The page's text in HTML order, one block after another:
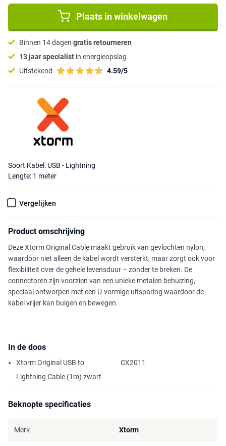
Plaats in winkelwagen
Binnen 14 dagen gratis retourneren
13 jaar specialist in energieopslag
Uitstekend
4.59/5
Soort Kabel: USB - Lightning
Lengte: 1 meter
Vergelijken
Product omschrijving
Deze Xtorm Original Cable maakt gebruik van gevlochten nylon,
waardoor niet alleen de kabel wordt versterkt, maar zorgt ook voor
flexibiliteit over de gehele levensduur – zonder te breken. De
connectoren zijn voorzien van een unieke metalen behuizing,
speciaal ontworpen met een U-vormige uitsparing waardoor de
kabel vrijer kan buigen en bewegen.
In de doos
Xtorm Original USB to
Lightning Cable (1m) zwart
CX2011
Beknopte specificaties
Merk Xtorm